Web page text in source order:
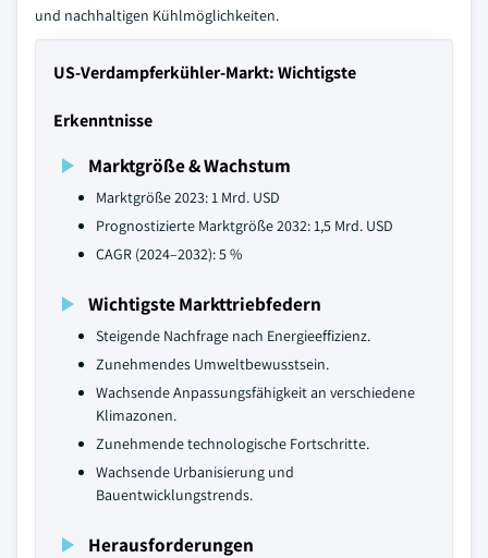
und nachhaltigen Kühlmöglichkeiten.
US-Verdampferkühler-Markt: Wichtigste
Erkenntnisse
Marktgröße & Wachstum
Marktgröße 2023: 1 Mrd. USD
Prognostizierte Marktgröße 2032: 1,5 Mrd. USD
CAGR (2024–2032): 5 %
Wichtigste Markttriebfedern
Steigende Nachfrage nach Energieeffizienz.
Zunehmendes Umweltbewusstsein.
Wachsende Anpassungsfähigkeit an verschiedene
Klimazonen.
Zunehmende technologische Fortschritte.
Wachsende Urbanisierung und
Bauentwicklungstrends.
Herausforderungen